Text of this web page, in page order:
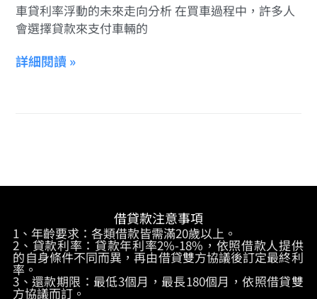
車貸利率浮動的未來走向分析 在買車過程中，許多人
會選擇貸款來支付車輛的
詳細閱讀 »
借貸款注意事項
1、年齡要求：各類借款皆需滿20歲以上。
2、貸款利率：貸款年利率2%-18%，依照借款人提供
的自身條件不同而異，再由借貸雙方協議後訂定最終利
率。
3、還款期限：最低3個月，最長180個月，依照借貸雙
方協議而訂。